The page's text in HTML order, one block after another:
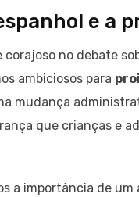
e a
no debate
ambiciosos para
mudança
que crianças e
a importância de